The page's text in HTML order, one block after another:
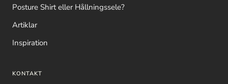
Posture Shirt eller Hållningssele?
Artiklar
Inspiration
KONTAKT